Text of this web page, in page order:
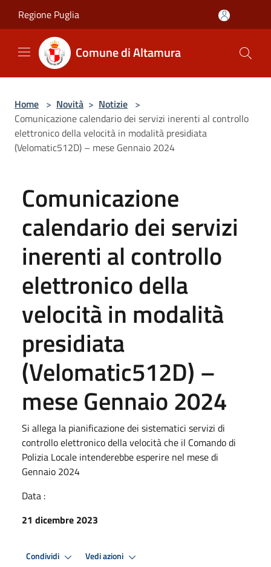
Regione Puglia
Comune di Altamura
Home > Novità > Notizie >
Comunicazione calendario dei servizi inerenti al controllo
elettronico della velocità in modalità presidiata
(Velomatic512D) – mese Gennaio 2024
Comunicazione
calendario dei servizi
inerenti al controllo
elettronico della
velocità in modalità
presidiata
(Velomatic512D) –
mese Gennaio 2024
Si allega la pianificazione dei sistematici servizi di
controllo elettronico della velocità che il Comando di
Polizia Locale intenderebbe esperire nel mese di
Gennaio 2024
Data :
21 dicembre 2023
Condividi Vedi azioni